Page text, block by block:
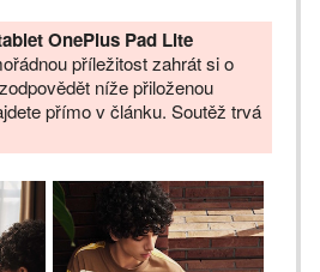
OnePlus Pad Lite
příležitost zahrát si o
níže přiloženou
přímo v článku. Soutěž trvá